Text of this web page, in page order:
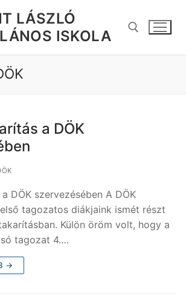
LÁSZLÓ
ISKOLA
a DÖK
DÖK szervezésében A DÖK
tagozatos diákjaink ismét részt
Külön öröm volt, hogy a
tagozat 4.…
→